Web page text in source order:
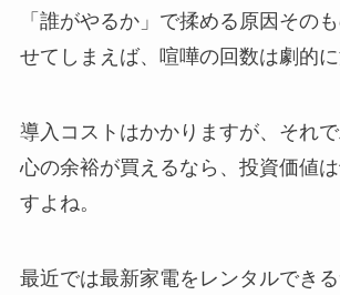
「誰がやるか」で揉める原因その
せてしまえば、喧嘩の回数は劇的に
導入コストはかかりますが、それ
心の余裕が買えるなら、投資価値
すよね。
最近では最新家電をレンタルでき